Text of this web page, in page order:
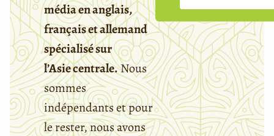
média en anglais,
français et allemand
spécialisé sur
l’Asie centrale.Nous
sommes
indépendants et pour
le rester, nous avons